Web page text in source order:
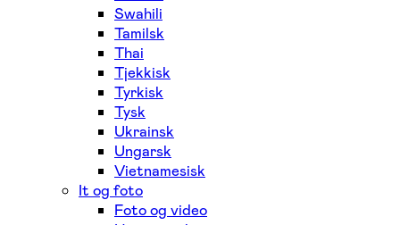
Swahili
Tamilsk
Thai
Tjekkisk
Tyrkisk
Tysk
Ukrainsk
Ungarsk
Vietnamesisk
It og foto
Foto og video